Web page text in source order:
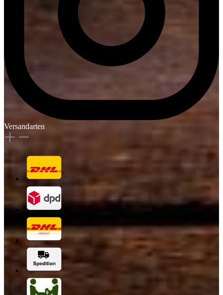
Versandarten